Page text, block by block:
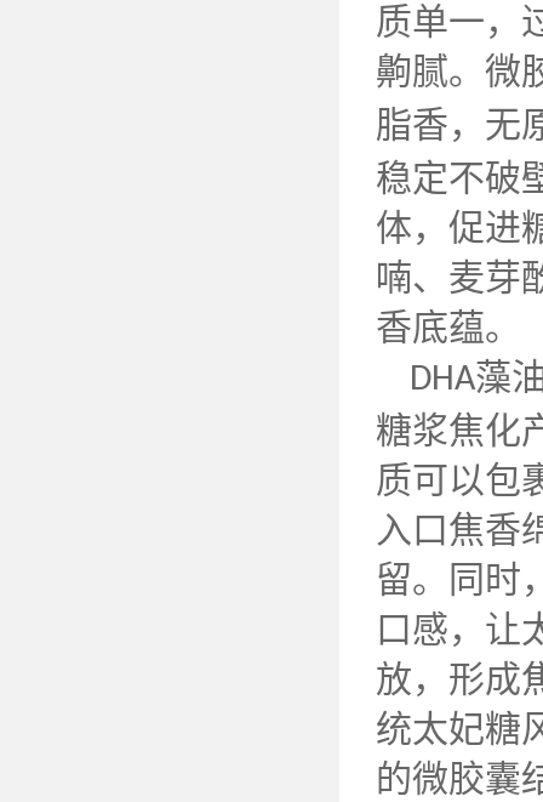
质单一，
齁腻。微
脂香，无
稳定不破
体，促进
喃、麦芽
香底蕴。
DHA藻
糖浆焦化
质可以包
入口焦香
留。同时
口感，让
放，形成
统太妃糖
的微胶囊